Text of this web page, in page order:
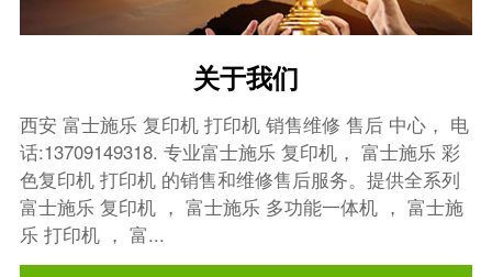
关于我们
西安 富士施乐 复印机 打印机 销售维修 售后 中心， 电
话:13709149318. 专业富士施乐 复印机， 富士施乐 彩
色复印机 打印机 的销售和维修售后服务。提供全系列
富士施乐 复印机 ， 富士施乐 多功能一体机 ， 富士施
乐 打印机 ， 富...